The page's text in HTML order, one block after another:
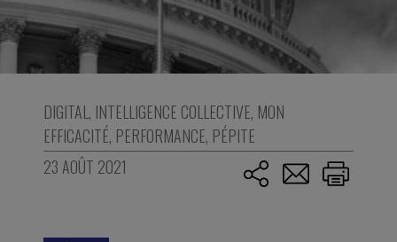
DIGITAL, INTELLIGENCE COLLECTIVE, MON
EFFICACITÉ, PERFORMANCE, PÉPITE
23 AOÛT 2021